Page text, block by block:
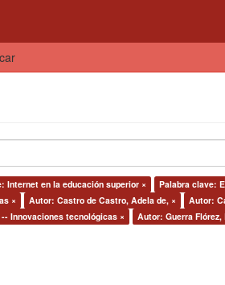
Internet en la educación superior ×
Palabra clave:
×
Autor: Castro de Castro, Adela de, ×
Autor:
Innovaciones tecnológicas ×
Autor: Guerra Flórez,